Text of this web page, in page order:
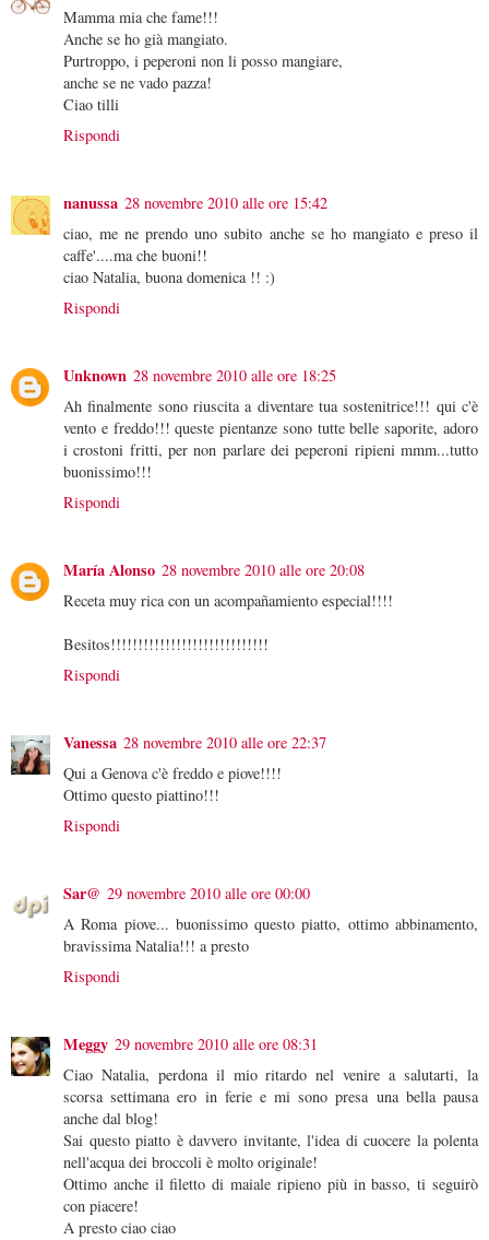
Mamma mia che fame!!!
Anche se ho già mangiato.
Purtroppo, i peperoni non li posso mangiare,
anche se ne vado pazza!
Ciao tilli
Rispondi
nanussa 28 novembre 2010 alle ore 15:42
ciao, me ne prendo uno subito anche se ho mangiato e preso il
caffe'....ma che buoni!!
ciao Natalia, buona domenica !! :)
Rispondi
Unknown 28 novembre 2010 alle ore 18:25
Ah finalmente sono riuscita a diventare tua sostenitrice!!! qui c'è
vento e freddo!!! queste pientanze sono tutte belle saporite, adoro
i crostoni fritti, per non parlare dei peperoni ripieni mmm...tutto
buonissimo!!!
Rispondi
María Alonso 28 novembre 2010 alle ore 20:08
Receta muy rica con un acompañamiento especial!!!!
Besitos!!!!!!!!!!!!!!!!!!!!!!!!!!!!!
Rispondi
Vanessa 28 novembre 2010 alle ore 22:37
Qui a Genova c'è freddo e piove!!!!
Ottimo questo piattino!!!
Rispondi
Sar@ 29 novembre 2010 alle ore 00:00
A Roma piove... buonissimo questo piatto, ottimo abbinamento,
bravissima Natalia!!! a presto
Rispondi
Meggy 29 novembre 2010 alle ore 08:31
Ciao Natalia, perdona il mio ritardo nel venire a salutarti, la
scorsa settimana ero in ferie e mi sono presa una bella pausa
anche dal blog!
Sai questo piatto è davvero invitante, l'idea di cuocere la polenta
nell'acqua dei broccoli è molto originale!
Ottimo anche il filetto di maiale ripieno più in basso, ti seguirò
con piacere!
A presto ciao ciao